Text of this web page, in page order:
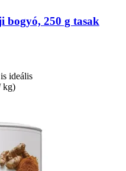
bogyó, 250 g tasak
ideális
kg)